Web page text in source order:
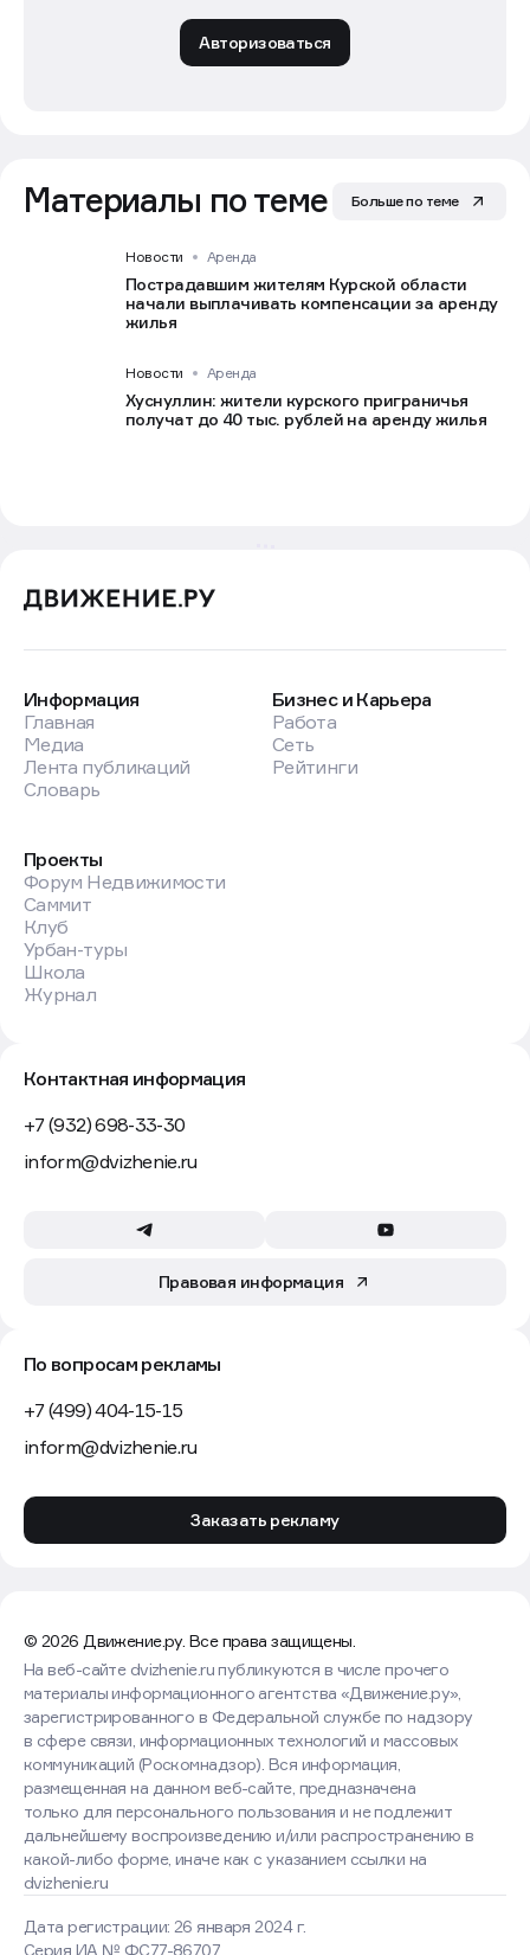
Авторизоваться
Материалы по теме Больше по теме
Новости Аренда
Пострадавшим жителям Курской области
начали выплачивать компенсации за аренду
жилья
Новости Аренда
Хуснуллин: жители курского приграничья
получат до 40 тыс. рублей на аренду жилья
Информация
Главная
Медиа
Лента публикаций
Словарь
Бизнес и Карьера
Работа
Сеть
Рейтинги
Проекты
Форум Недвижимости
Саммит
Клуб
Урбан-туры
Школа
Журнал
Контактная информация
+7 (932) 698-33-30
inform@dvizhenie.ru
Правовая информация
По вопросам рекламы
+7 (499) 404-15-15
inform@dvizhenie.ru
Заказать рекламу
© 2026 Движение.ру. Все права защищены.
Дата регистрации: 26 января 2024 г.
Серия ИА № ФС77-86707
На веб-сайте dvizhenie.ru публикуются в числе прочего
материалы информационного агентства «Движение.ру»,
зарегистрированного в Федеральной службе по надзору
в сфере связи, информационных технологий и массовых
коммуникаций (Роскомнадзор). Вся информация,
размещенная на данном веб-сайте, предназначена
только для персонального пользования и не подлежит
дальнейшему воспроизведению и/или распространению в
какой-либо форме, иначе как с указанием ссылки на
dvizhenie.ru